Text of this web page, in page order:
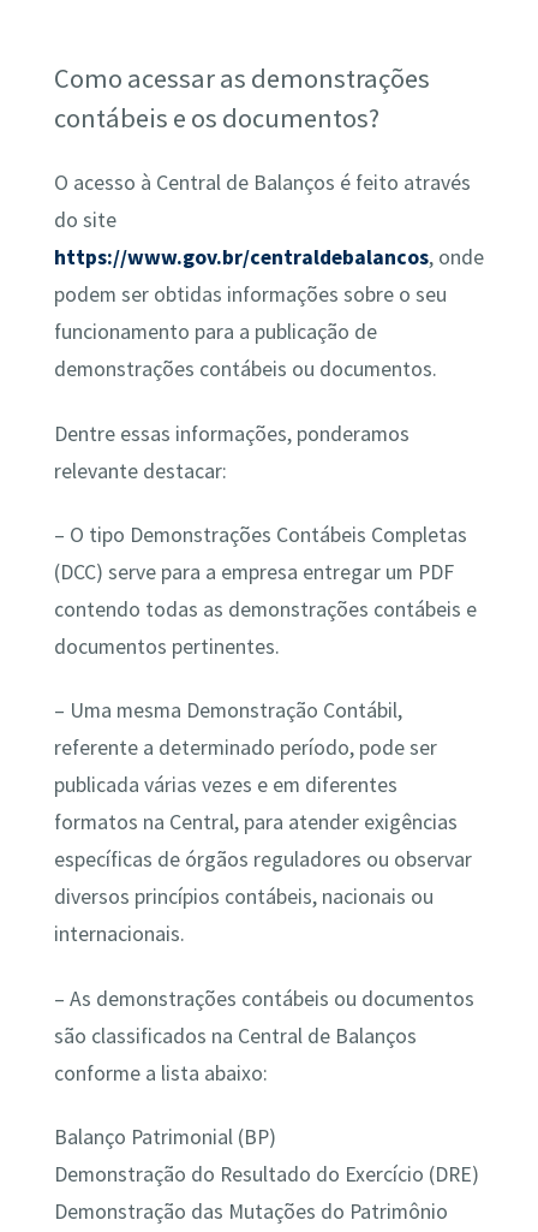
Como acessar as demonstrações
contábeis e os documentos?
O acesso à Central de Balanços é feito através
do site
https://www.gov.br/centraldebalancos, onde
podem ser obtidas informações sobre o seu
funcionamento para a publicação de
demonstrações contábeis ou documentos.
Dentre essas informações, ponderamos
relevante destacar:
– O tipo Demonstrações Contábeis Completas
(DCC) serve para a empresa entregar um PDF
contendo todas as demonstrações contábeis e
documentos pertinentes.
– Uma mesma Demonstração Contábil,
referente a determinado período, pode ser
publicada várias vezes e em diferentes
formatos na Central, para atender exigências
específicas de órgãos reguladores ou observar
diversos princípios contábeis, nacionais ou
internacionais.
– As demonstrações contábeis ou documentos
são classificados na Central de Balanços
conforme a lista abaixo:
Balanço Patrimonial (BP)
Demonstração do Resultado do Exercício (DRE)
Demonstração das Mutações do Patrimônio